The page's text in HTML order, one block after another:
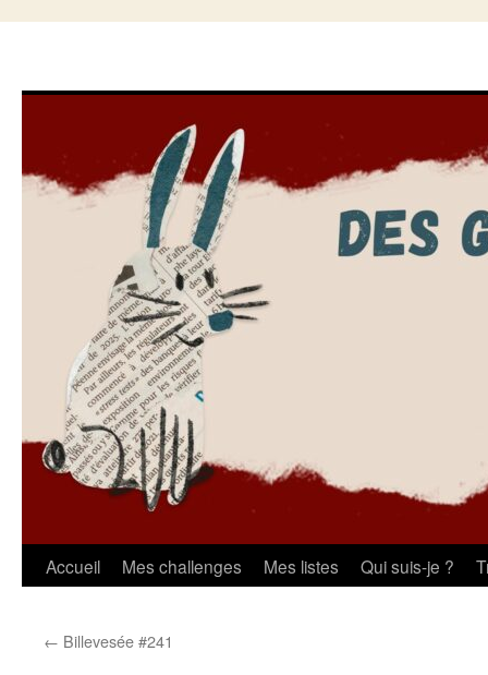
Aller
contenu
Accueil Mes challenges Mes listes Qui suis-je ?
← Billevesée #241